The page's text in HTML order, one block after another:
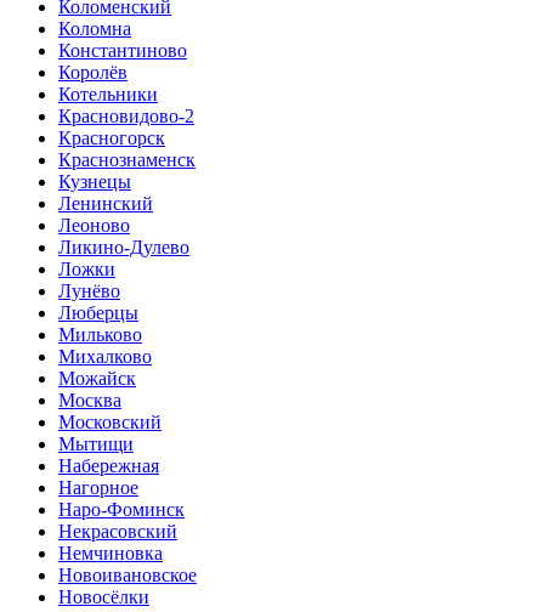
Коломенский
Коломна
Константиново
Королёв
Котельники
Красновидово-2
Красногорск
Краснознаменск
Кузнецы
Ленинский
Леоново
Ликино-Дулево
Ложки
Лунёво
Люберцы
Мильково
Михалково
Можайск
Москва
Московский
Мытищи
Набережная
Нагорное
Наро-Фоминск
Некрасовский
Немчиновка
Новоивановское
Новосёлки